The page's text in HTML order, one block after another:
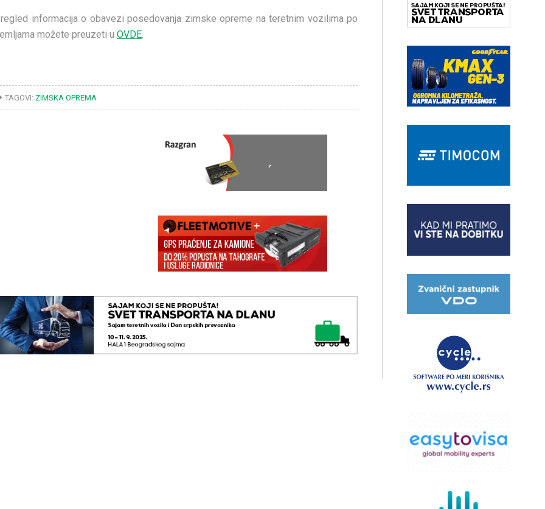
informacija o obavezi posedovanja zimske opreme na teretnim vozilima po
možete preuzeti u OVDE.
TAGOVI: ZIMSKA OPREMA